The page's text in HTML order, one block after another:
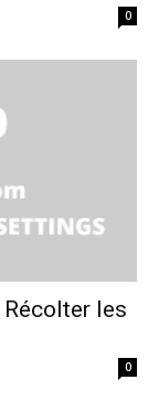
0
les
0